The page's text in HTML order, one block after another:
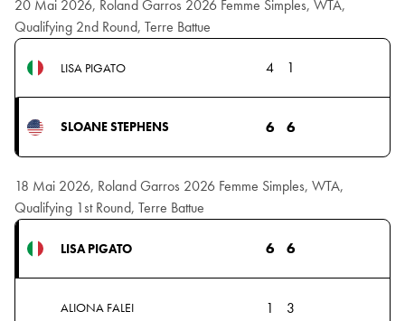
20 Mai 2026, Roland Garros 2026 Femme Simples, WTA,
Qualifying 2nd Round, Terre Battue
LISA PIGATO 4 1
SLOANE STEPHENS 6 6
18 Mai 2026, Roland Garros 2026 Femme Simples, WTA,
Qualifying 1st Round, Terre Battue
LISA PIGATO 6 6
ALIONA FALEI 1 3